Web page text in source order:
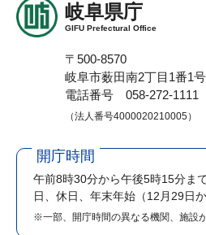
岐阜県庁
GIFU Prefectural Office
〒500-8570
岐阜市薮田南2丁目1番1号
電話番号 058-272-1111
（法人番号4000020210005）
開庁時間
午前8時30分から午後5時15分ま
日、休日、年末年始（12月29日
※一部、開庁時間の異なる機関、施設が